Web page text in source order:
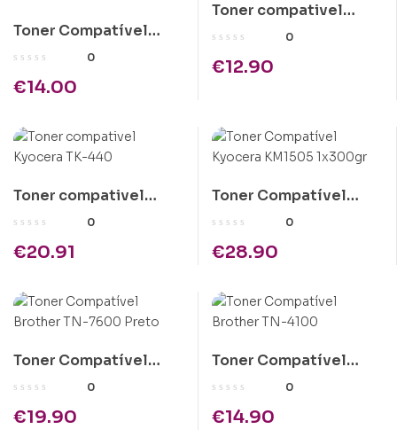
Toner Compatível
Kyocera TK-17 1x245gr
0
€14.00
Toner compativel
Kyocera TK-140 Preto
0
€12.90
Toner compativel
Kyocera TK-440
0
€20.91
Toner Compatível
Kyocera KM1505
0
€28.90
Toner Compatível
Brother TN-7600
0
€19.90
Toner Compatível
Brother TN-4100
0
€14.90